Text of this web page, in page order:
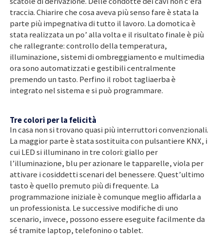
traccia. Chiarire che cosa aveva più senso fare è stata la
parte più impegnativa di tutto il lavoro. La domotica è
stata realizzata un po’ alla volta e il risultato finale è più
che rallegrante: controllo della temperatura,
illuminazione, sistemi di ombreggiamento e multimedia
ora sono automatizzati e gestibili centralmente
premendo un tasto. Perfino il robot tagliaerba è
integrato nel sistema e si può programmare.
Tre colori per la felicità
In casa non si trovano quasi più interruttori convenzionali.
La maggior parte è stata sostituita con pulsantiere KNX, i
cui LED si illuminano in tre colori: giallo per
l’illuminazione, blu per azionare le tapparelle, viola per
attivare i cosiddetti scenari del benessere. Quest’ultimo
tasto è quello premuto più di frequente. La
programmazione iniziale è comunque meglio affidarla a
un professionista. Le successive modifiche di uno
scenario, invece, possono essere eseguite facilmente da
sé tramite laptop, telefonino o tablet.